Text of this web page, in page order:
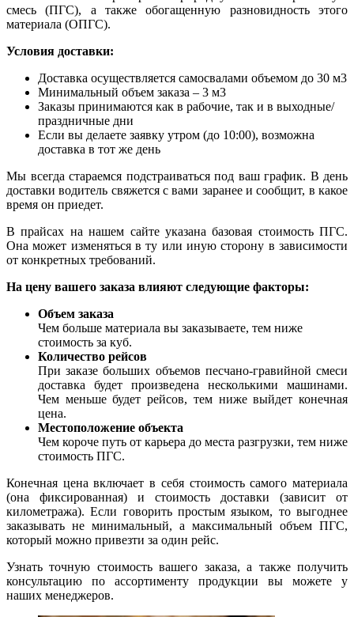
смесь (ПГС), а также обогащенную разновидность этого
материала (ОПГС).
Условия доставки:
Доставка осуществляется самосвалами объемом до 30 м3
Минимальный объем заказа – 3 м3
Заказы принимаются как в рабочие, так и в выходные/
праздничные дни
Если вы делаете заявку утром (до 10:00), возможна
доставка в тот же день
Мы всегда стараемся подстраиваться под ваш график. В день
доставки водитель свяжется с вами заранее и сообщит, в какое
время он приедет.
В прайсах на нашем сайте указана базовая стоимость ПГС.
Она может изменяться в ту или иную сторону в зависимости
от конкретных требований.
На цену вашего заказа влияют следующие факторы:
Объем заказа
Чем больше материала вы заказываете, тем ниже
стоимость за куб.
Количество рейсов
При заказе больших объемов песчано-гравийной смеси
доставка будет произведена несколькими машинами.
Чем меньше будет рейсов, тем ниже выйдет конечная
цена.
Местоположение объекта
Чем короче путь от карьера до места разгрузки, тем ниже
стоимость ПГС.
Конечная цена включает в себя стоимость самого материала
(она фиксированная) и стоимость доставки (зависит от
километража). Если говорить простым языком, то выгоднее
заказывать не минимальный, а максимальный объем ПГС,
который можно привезти за один рейс.
Узнать точную стоимость вашего заказа, а также получить
консультацию по ассортименту продукции вы можете у
наших менеджеров.